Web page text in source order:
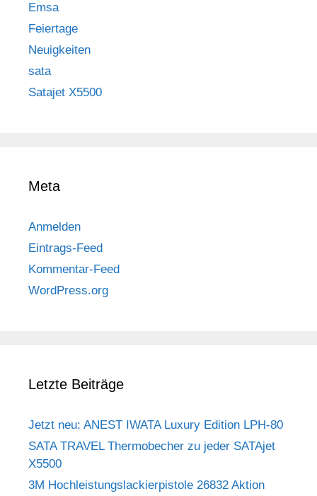
Emsa
Feiertage
Neuigkeiten
sata
Satajet X5500
Meta
Anmelden
Eintrags-Feed
Kommentar-Feed
WordPress.org
Letzte Beiträge
Jetzt neu: ANEST IWATA Luxury Edition LPH-80
SATA TRAVEL Thermobecher zu jeder SATAjet
X5500
3M Hochleistungslackierpistole 26832 Aktion